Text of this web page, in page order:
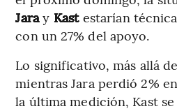
Jaray Kast estarían
con un 27% del apoyo.
Lo significativo, más allá
mientras Jara perdió 2%
la última medición, Kast